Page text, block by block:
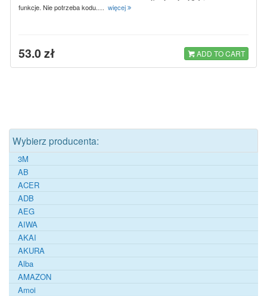
funkcje. Nie potrzeba kodu.… więcej
53.0 zł ADD TO CART
Wybierz producenta:
3M
AB
ACER
ADB
AEG
AIWA
AKAI
AKURA
Alba
AMAZON
Amoi